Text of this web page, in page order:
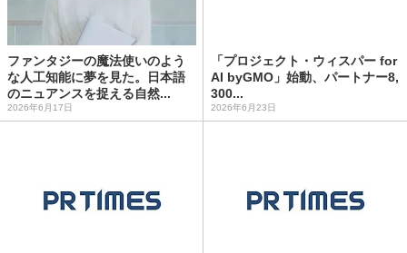
ファンタジーの魔法使いのよう
な人工知能に夢を見た。日本語
のニュアンスを捉える自然...
2026年6月17日
「プロジェクト・ウィスパー for
AI byGMO」始動、パートナー8,
300...
2026年6月23日